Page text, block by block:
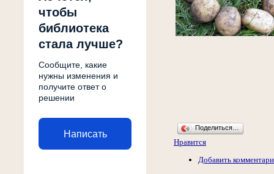
чтобы
библиотека
стала лучше?
Сообщите, какие
нужны изменения и
получите ответ о
решении
Написать
Поделиться…
Нравится
Добавить